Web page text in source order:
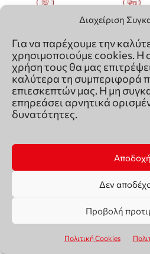
Διαχείριση
Για να παρέχουμε την
χρησιμοποιούμε cookies. Η
χρήση τους θα μας
καλύτερα τη συμπεριφορά
επιεσκεπτών μας. Η μη
επηρεάσει αρνητικά
δυνατότητες.
Αποδοχή
Δεν
Προβολή
Πολιτική Cookies